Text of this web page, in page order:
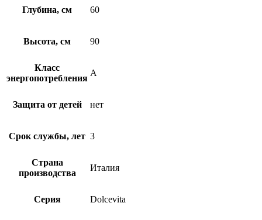
Глубина, см 60
Высота, см 90
Класс
энергопотребления
A
Защита от детей нет
Срок службы, лет 3
Страна
производства
Италия
Серия Dolcevita